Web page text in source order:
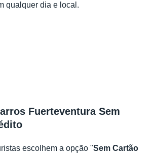
qualquer dia e local.
Fuerteventura Sem
escolhem a opção "Sem Cartão